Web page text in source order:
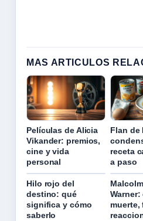
MAS ARTICULOS
Películas de Alicia
Vikander: premios,
cine y vida
personal
Flan de
receta
a paso
Hilo rojo del
destino: qué
significa y cómo
saberlo
muerte,